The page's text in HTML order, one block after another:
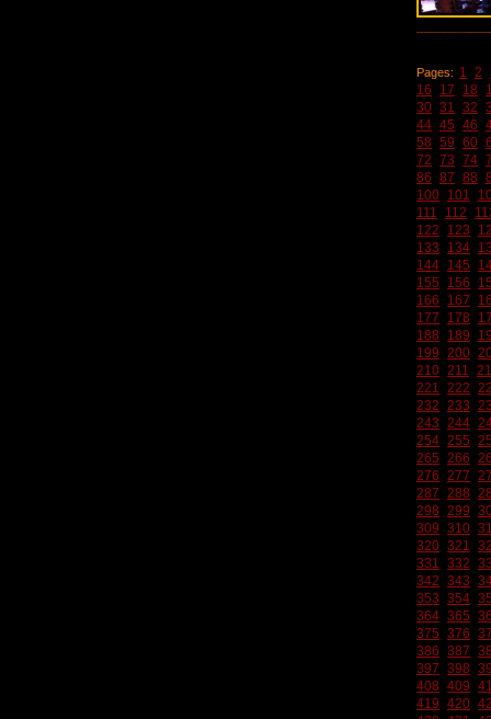
Pages: 1 2
16
17 18
30 31 32
44 45 46
58 59 60
72 73 74
86 87 88
100 101
111
112
122
123
133
134
144 145
155
156
166
167
177
178
188
189
199 200
210 211
221 222
232 233
243 244
254 255
265 266
276 277
287 288
298 299
309 310
320 321
331 332
342 343
353 354
364 365
375 376
386 387
397 398
408 409
419 420